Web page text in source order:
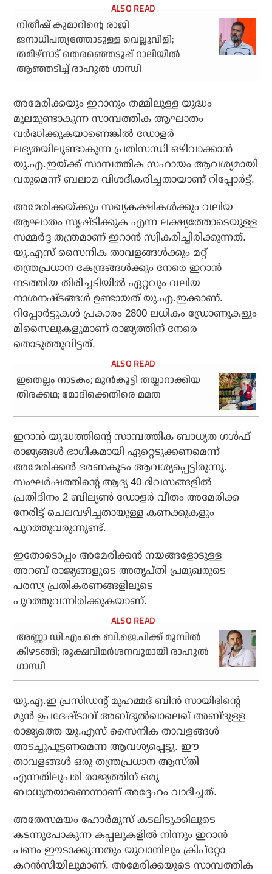
നിതീഷ് കുമാറിന്റെ രാജി
ജനാധിപത്യത്തോടുള്ള വെല്ലുവിളി;
തമിഴ്നാട് തെരഞ്ഞെടുപ്പ് റാലിയിൽ
ആഞ്ഞടിച്ച് രാഹുൽ ഗാന്ധി
അമേരിക്കയും ഇറാനും തമ്മിലുള്ള യുദ്ധം
മൂലമുണ്ടാകുന്ന സാമ്പത്തിക ആഘാതം
വർദ്ധിക്കുകയാണെങ്കിൽ ഡോളർ
ലഭ്യതയിലുണ്ടാകുന്ന പ്രതിസന്ധി ഒഴിവാക്കാൻ
യു.എ.ഇയ്ക്ക് സാമ്പത്തിക സഹായം ആവശ്യമായി
വരുമെന്ന് ബലാമ വിശദീകരിച്ചതായാണ് റിപ്പോർട്ട്.
അമേരിക്കയ്ക്കും സഖ്യകക്ഷികൾക്കും വലിയ
ആഘാതം സൃഷ്ടിക്കുക എന്ന ലക്ഷ്യത്തോടെയുള്ള
സമ്മർദ്ദ തന്ത്രമാണ് ഇറാൻ സ്വീകരിച്ചിരിക്കുന്നത്.
യു.എസ് സൈനിക താവളങ്ങൾക്കും മറ്റ്
തന്ത്രപ്രധാന കേന്ദ്രങ്ങൾക്കും നേരെ ഇറാൻ
നടത്തിയ തിരിച്ചടിയിൽ ഏറ്റവും വലിയ
നാശനഷ്ടങ്ങൾ ഉണ്ടായത് യു.എ.ഇക്കാണ്.
റിപ്പോർട്ടുകൾ പ്രകാരം 2800 ലധികം ഡ്രോണുകളും
മിസൈലുകളുമാണ് രാജ്യത്തിന് നേരെ
തൊടുത്തുവിട്ടത്.
ഇതെല്ലം നാടകം; മുൻകൂട്ടി തയ്യാറാക്കിയ
തിരക്കഥ; മോദിക്കെതിരെ മമത
ഇറാൻ യുദ്ധത്തിന്റെ സാമ്പത്തിക ബാധ്യത ഗൾഫ്
രാജ്യങ്ങൾ ഭാഗികമായി ഏറ്റെടുക്കണമെന്ന്
അമേരിക്കൻ ഭരണകൂടം ആവശ്യപ്പെട്ടിരുന്നു.
സംഘർഷത്തിന്റെ ആദ്യ 40 ദിവസങ്ങളിൽ
പ്രതിദിനം 2 ബില്യൺ ഡോളർ വീതം അമേരിക്ക
നേരിട്ട് ചെലവഴിച്ചതായുള്ള കണക്കുകളും
പുറത്തുവരുന്നുണ്ട്.
ഇതോടൊപ്പം അമേരിക്കൻ നയങ്ങളോടുള്ള
അറബ് രാജ്യങ്ങളുടെ അതൃപ്തി പ്രമുഖരുടെ
പരസ്യ പ്രതികരണങ്ങളിലൂടെ
പുറത്തുവന്നിരിക്കുകയാണ്.
അണ്ണാ ഡി.എം.കെ ബി.ജെ.പിക്ക് മുമ്പില്‍
കീഴടങ്ങി; രൂക്ഷവിമര്‍ശനവുമായി രാഹുല്‍
ഗാന്ധി
യു.എ.ഇ പ്രസിഡന്റ് മുഹമ്മദ് ബിൻ സായിദിന്റെ
മുൻ ഉപദേഷ്ടാവ് അബ്ദുൽഖാലെഖ് അബ്ദുള്ള
രാജ്യത്തെ യു.എസ് സൈനിക താവളങ്ങൾ
അടച്ചുപൂട്ടണമെന്ന ആവശ്യപ്പെട്ടു. ഈ
താവളങ്ങൾ ഒരു തന്ത്രപ്രധാന ആസ്തി
എന്നതിലുപരി രാജ്യത്തിന് ഒരു
ബാധ്യതയാണെന്നാണ് അദ്ദേഹം വാദിച്ചത്.
അതേസമയം ഹോർമുസ് കടലിടുക്കിലൂടെ
കടന്നുപോകുന്ന കപ്പലുകളിൽ നിന്നും ഇറാൻ
പണം ഈടാക്കുന്നതും യുവാനിലും ക്രിപ്റ്റോ
കറൻസിയിലുമാണ്. അമേരിക്കയുടെ സാമ്പത്തിക